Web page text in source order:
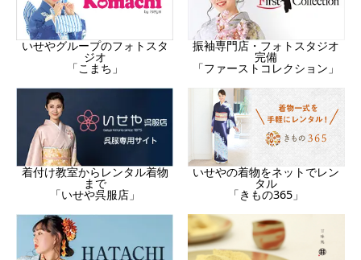
いせやグループのフォトスタ
ジオ
「こまち」
振袖専門店・フォトスタジオ
完備
「ファーストコレクション」
着付け教室からレンタル着物
まで
「いせや呉服店」
いせやの着物をネットでレン
タル
「きもの365」